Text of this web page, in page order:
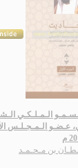
الـمـلـكـي
عـضـو الـمـجـلـس
بن مـحـمـد